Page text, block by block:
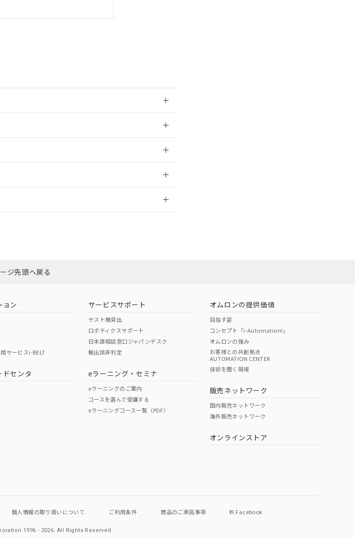
O O
性があります。
（アメリカ
この製品の規格認証/適合状況ページへ
その他の認証はこちらのページからご検索ください
ジ先頭へ戻る
ョン
サービスi-BELT
ドセンタ
サービスサポート
テスト機貸出
ロボティクスサポート
日本語相談窓口ジャパンデスク
輸出該非判定
eラーニング・セミナ
eラーニングのご案内
コースを選んで受講する
eラーニングコース一覧（PDF）
オムロンの提供価値
目指す姿
コンセプト「i-Automation!」
オムロンの強み
お客様との共創拠点
AUTOMATION CENTER
技術を磨く現場
販売ネットワーク
国内販売ネットワーク
海外販売ネットワーク
オンラインストア
個人情報の取り扱いについて ご利用条件 商品のご承諾事項 Facebook
1996 - 2026.All Rights Reserved.